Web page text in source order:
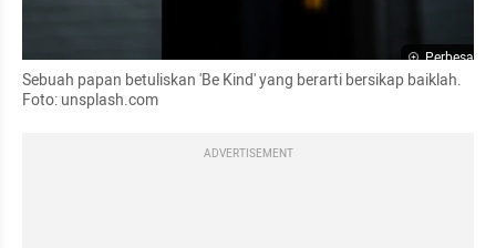
Perbesar
Sebuah papan betuliskan 'Be Kind' yang berarti bersikap baiklah.
Foto: unsplash.com
ADVERTISEMENT